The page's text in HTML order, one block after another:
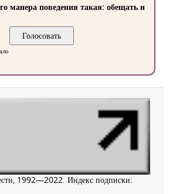
манера поведения такая: обещать и
1992—2022. Индекс подписки: